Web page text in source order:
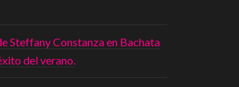
Steffany Constanza en Bachata
del verano.